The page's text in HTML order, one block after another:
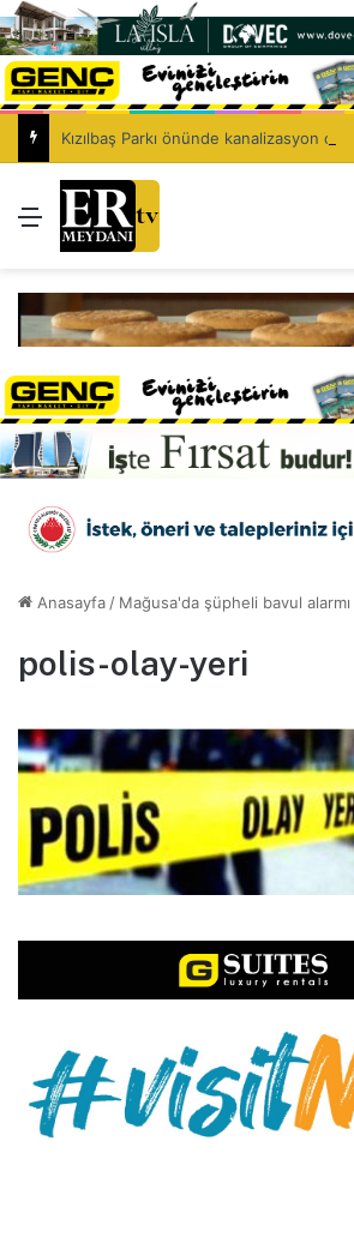
Menü
Anasayfa / Mağusa'da şüpheli bavul alarmı
polis-olay-yeri